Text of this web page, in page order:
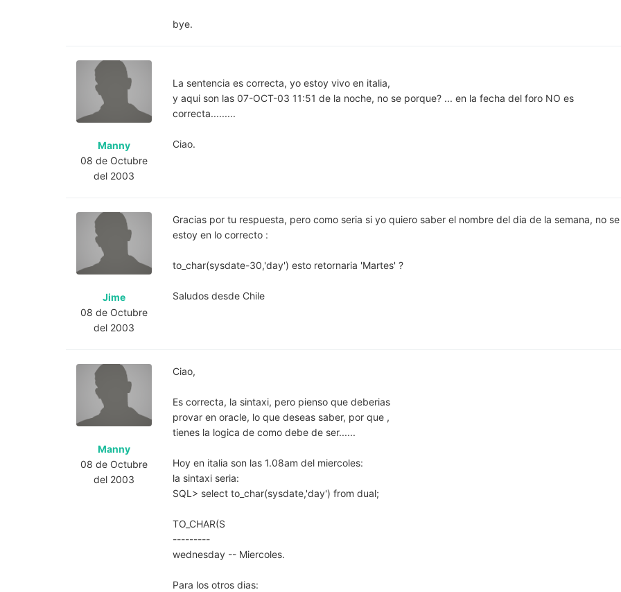
bye.
Manny
08 de Octubre
del 2003
La sentencia es correcta, yo estoy vivo en italia,
y aqui son las 07-OCT-03 11:51 de la noche, no se porque? ... en la fecha del foro NO es
correcta.........
Ciao.
Jime
08 de Octubre
del 2003
Gracias por tu respuesta, pero como seria si yo quiero saber el nombre del dia de la semana, no
estoy en lo correcto :
to_char(sysdate-30,'day') esto retornaria 'Martes' ?
Saludos desde Chile
Manny
08 de Octubre
del 2003
Ciao,
Es correcta, la sintaxi, pero pienso que deberias
provar en oracle, lo que deseas saber, por que ,
tienes la logica de como debe de ser......
Hoy en italia son las 1.08am del miercoles:
la sintaxi seria:
SQL> select to_char(sysdate,'day') from dual;
TO_CHAR(S
---------
wednesday -- Miercoles.
Para los otros dias: